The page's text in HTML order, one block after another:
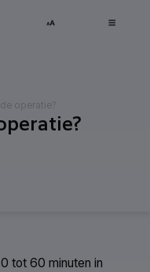
operatie?
tot 60 minuten in